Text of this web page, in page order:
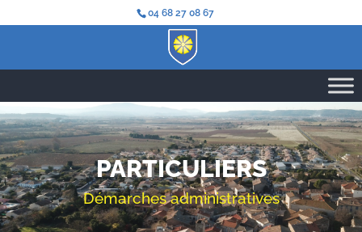
04 68 27 08 67
PARTICULIERS
Démarches administratives